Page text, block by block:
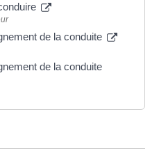
de la conduite
de la conduite